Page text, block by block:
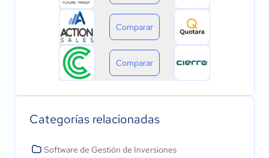
Comparar
Comparar
Categorías relacionadas
Software de Gestión de Inversiones